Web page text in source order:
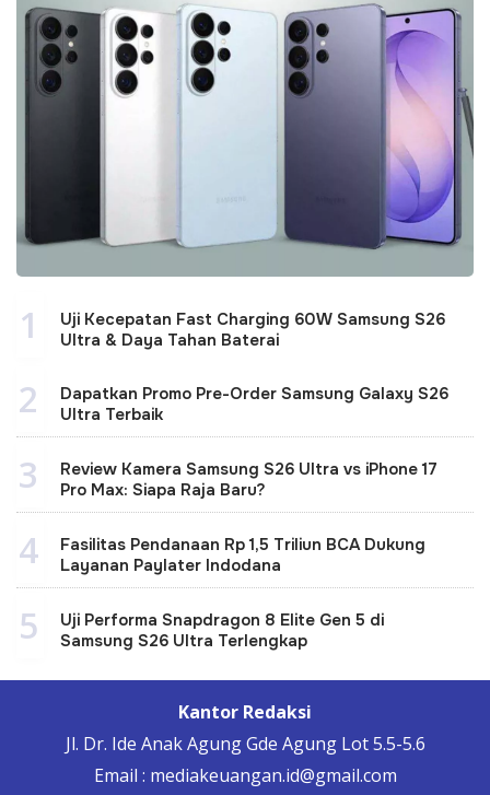
1
Uji Kecepatan Fast Charging 60W Samsung S26
Ultra & Daya Tahan Baterai
2
Dapatkan Promo Pre-Order Samsung Galaxy S26
Ultra Terbaik
3
Review Kamera Samsung S26 Ultra vs iPhone 17
Pro Max: Siapa Raja Baru?
4
Fasilitas Pendanaan Rp 1,5 Triliun BCA Dukung
Layanan Paylater Indodana
5
Uji Performa Snapdragon 8 Elite Gen 5 di
Samsung S26 Ultra Terlengkap
Kantor Redaksi
Jl. Dr. Ide Anak Agung Gde Agung Lot 5.5-5.6
Email : mediakeuangan.id@gmail.com